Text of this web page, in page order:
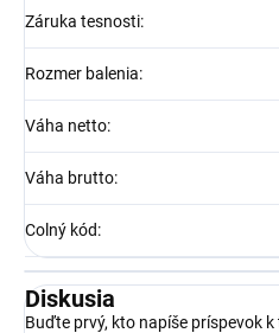
Záruka tesnosti:
Rozmer balenia:
Váha netto:
Váha brutto:
Colný kód:
Diskusia
Buďte prvý, kto napíše príspevok